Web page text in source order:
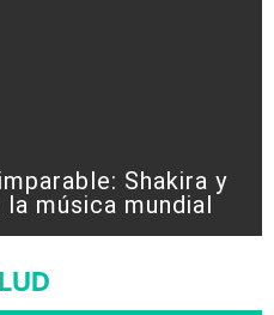
Shakira y
música mundial